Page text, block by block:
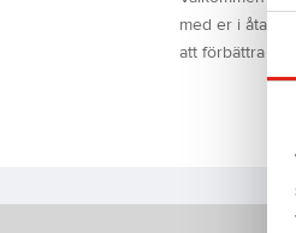
med er i
att förbättra er...